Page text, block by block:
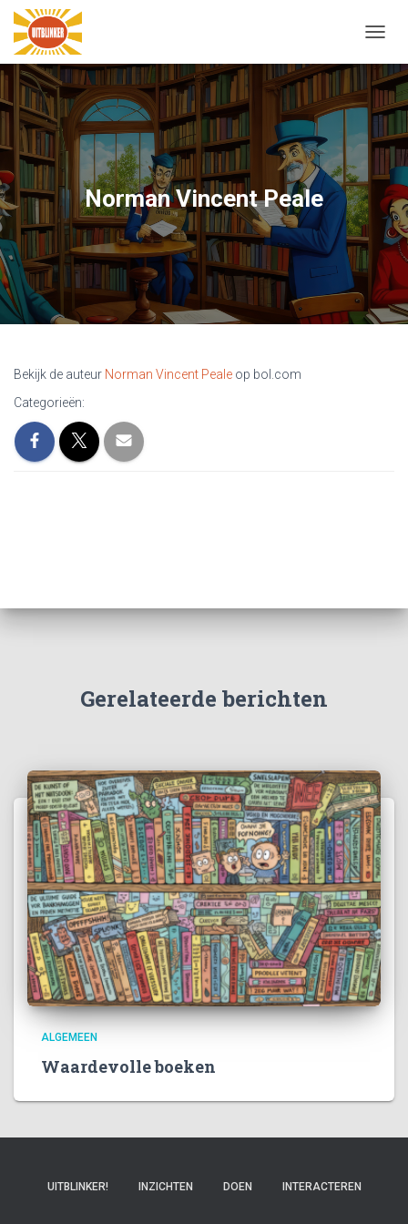
A
V
G
T
W
S
E
L
E
N
Norman Vincent Peale
Bekijk de auteur Norman Vincent Peale op bol.com
Categorieën:
Gerelateerde berichten
ALGEMEEN
Waardevolle boeken
UITBLINKER! INZICHTEN DOEN INTERACTEREN